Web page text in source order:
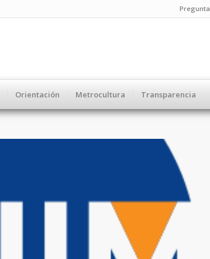
Orientación Metrocultura Transparencia